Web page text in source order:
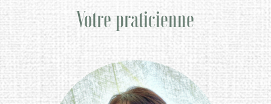
Votre praticienne